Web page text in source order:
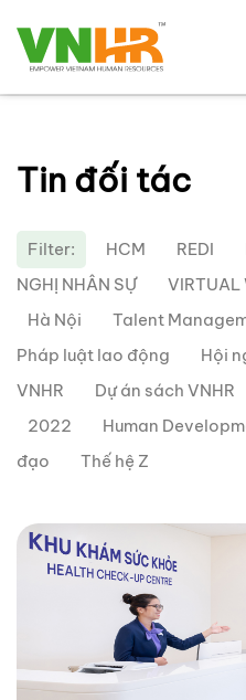
Tin đối tác
Filter: HCM REDI
NGHỊ NHÂN SỰ
VIRTUAL
Hà Nội
Talent
Pháp luật lao động
Hội
VNHR
Dự án sách VNHR
2022
Human
đạo
Thế hệ Z